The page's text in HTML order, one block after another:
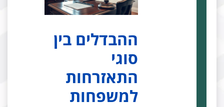
ההבדלים בין
סוגי
התאזרחות
למשפחות